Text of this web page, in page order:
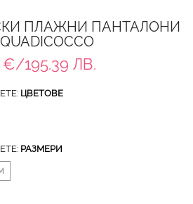
ПЛАЖНИ ПАНТАЛОНИ
€/195.39 ЛВ.
ЦВЕТОВЕ
РАЗМЕРИ